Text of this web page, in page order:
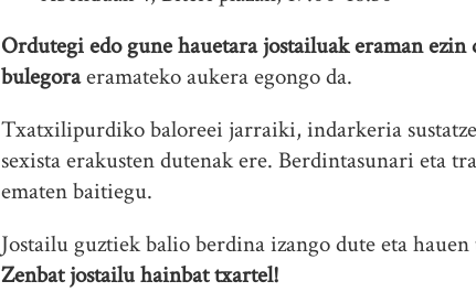
Ordutegi edo gune hauetara jostailuak eraman
bulegoraeramateko aukera egongo da.
Txatxilipurdiko baloreei jarraiki, indarkeria
sexista erakusten dutenak ere. Berdintasunari eta
ematen baitiegu.
Jostailu guztiek balio berdina izango dute eta
Zenbat jostailu hainbat txartel!